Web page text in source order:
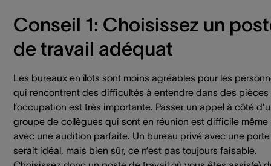
Conseil 1: Choisissez un
de travail adéquat
Les bureaux en îlots sont moins agréables pour les
qui rencontrent des difficultés à entendre dans des pièces
l’occupation est très importante. Passer un appel à côté
groupe de collègues qui sont en réunion est difficile même
avec une audition parfaite. Un bureau privé avec une porte
serait idéal, mais bien sûr, ce n’est pas toujours faisable.